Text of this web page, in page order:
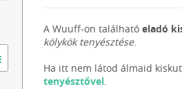
A Wuuff-on található eladó
kölykök tenyésztése.
Ha itt nem látod álmaid
tenyésztővel.